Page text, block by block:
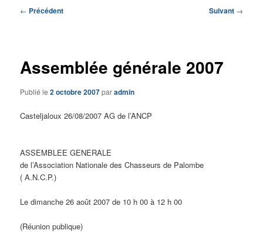
Navigation
← Précédent Suivant →
Assemblée générale 2007
Publié le2 octobre 2007paradmin
Casteljaloux 26/08/2007 AG de l’ANCP
ASSEMBLEE GENERALE
de l’Association Nationale des Chasseurs de Palombe
( A.N.C.P.)
Le dimanche 26 août 2007 de 10 h 00 à 12 h 00
(Réunion publique)